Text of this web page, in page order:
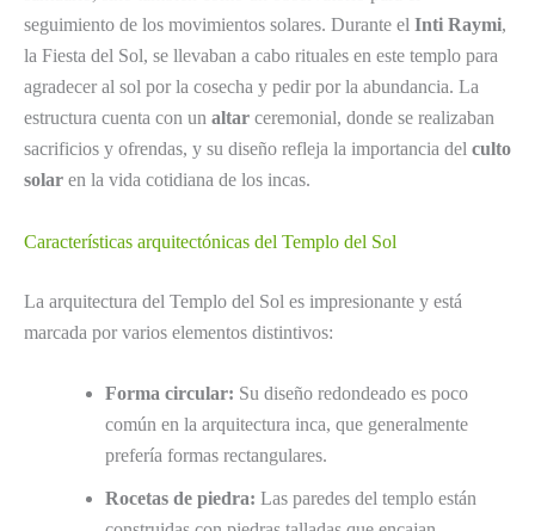
seguimiento de los movimientos solares. Durante el Inti Raymi,
la Fiesta del Sol, se llevaban a cabo rituales en este templo para
agradecer al sol por la cosecha y pedir por la abundancia. La
estructura cuenta con un altar ceremonial, donde se realizaban
sacrificios y ofrendas, y su diseño refleja la importancia del culto
solar en la vida cotidiana de los incas.
Características arquitectónicas del Templo del Sol
La arquitectura del Templo del Sol es impresionante y está
marcada por varios elementos distintivos:
Forma circular: Su diseño redondeado es poco
común en la arquitectura inca, que generalmente
prefería formas rectangulares.
Rocetas de piedra: Las paredes del templo están